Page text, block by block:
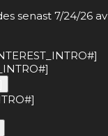
senast 7/24/26 av